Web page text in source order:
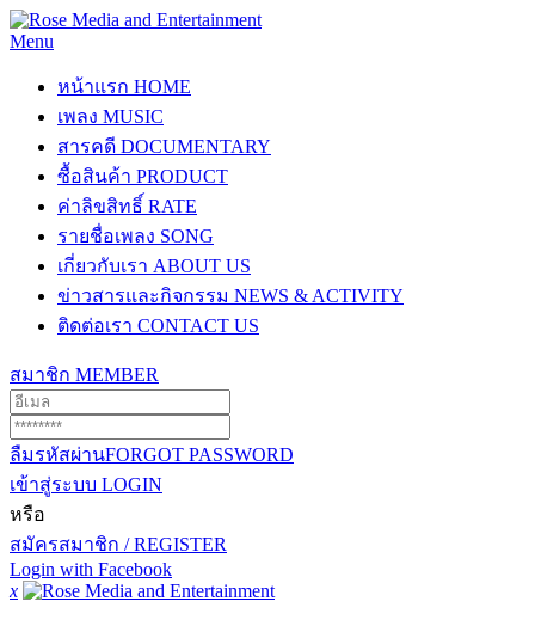
Menu
หน้าแรก HOME
เพลง MUSIC
สารคดี DOCUMENTARY
ซื้อสินค้า PRODUCT
ค่าลิขสิทธิ์ RATE
รายชื่อเพลง SONG
เกี่ยวกับเรา ABOUT US
ข่าวสารและกิจกรรม NEWS & ACTIVITY
ติดต่อเรา CONTACT US
สมาชิก MEMBER
ลืมรหัสผ่านFORGOT PASSWORD
เข้าสู่ระบบ LOGIN
หรือ
สมัครสมาชิก / REGISTER
Login with Facebook
x